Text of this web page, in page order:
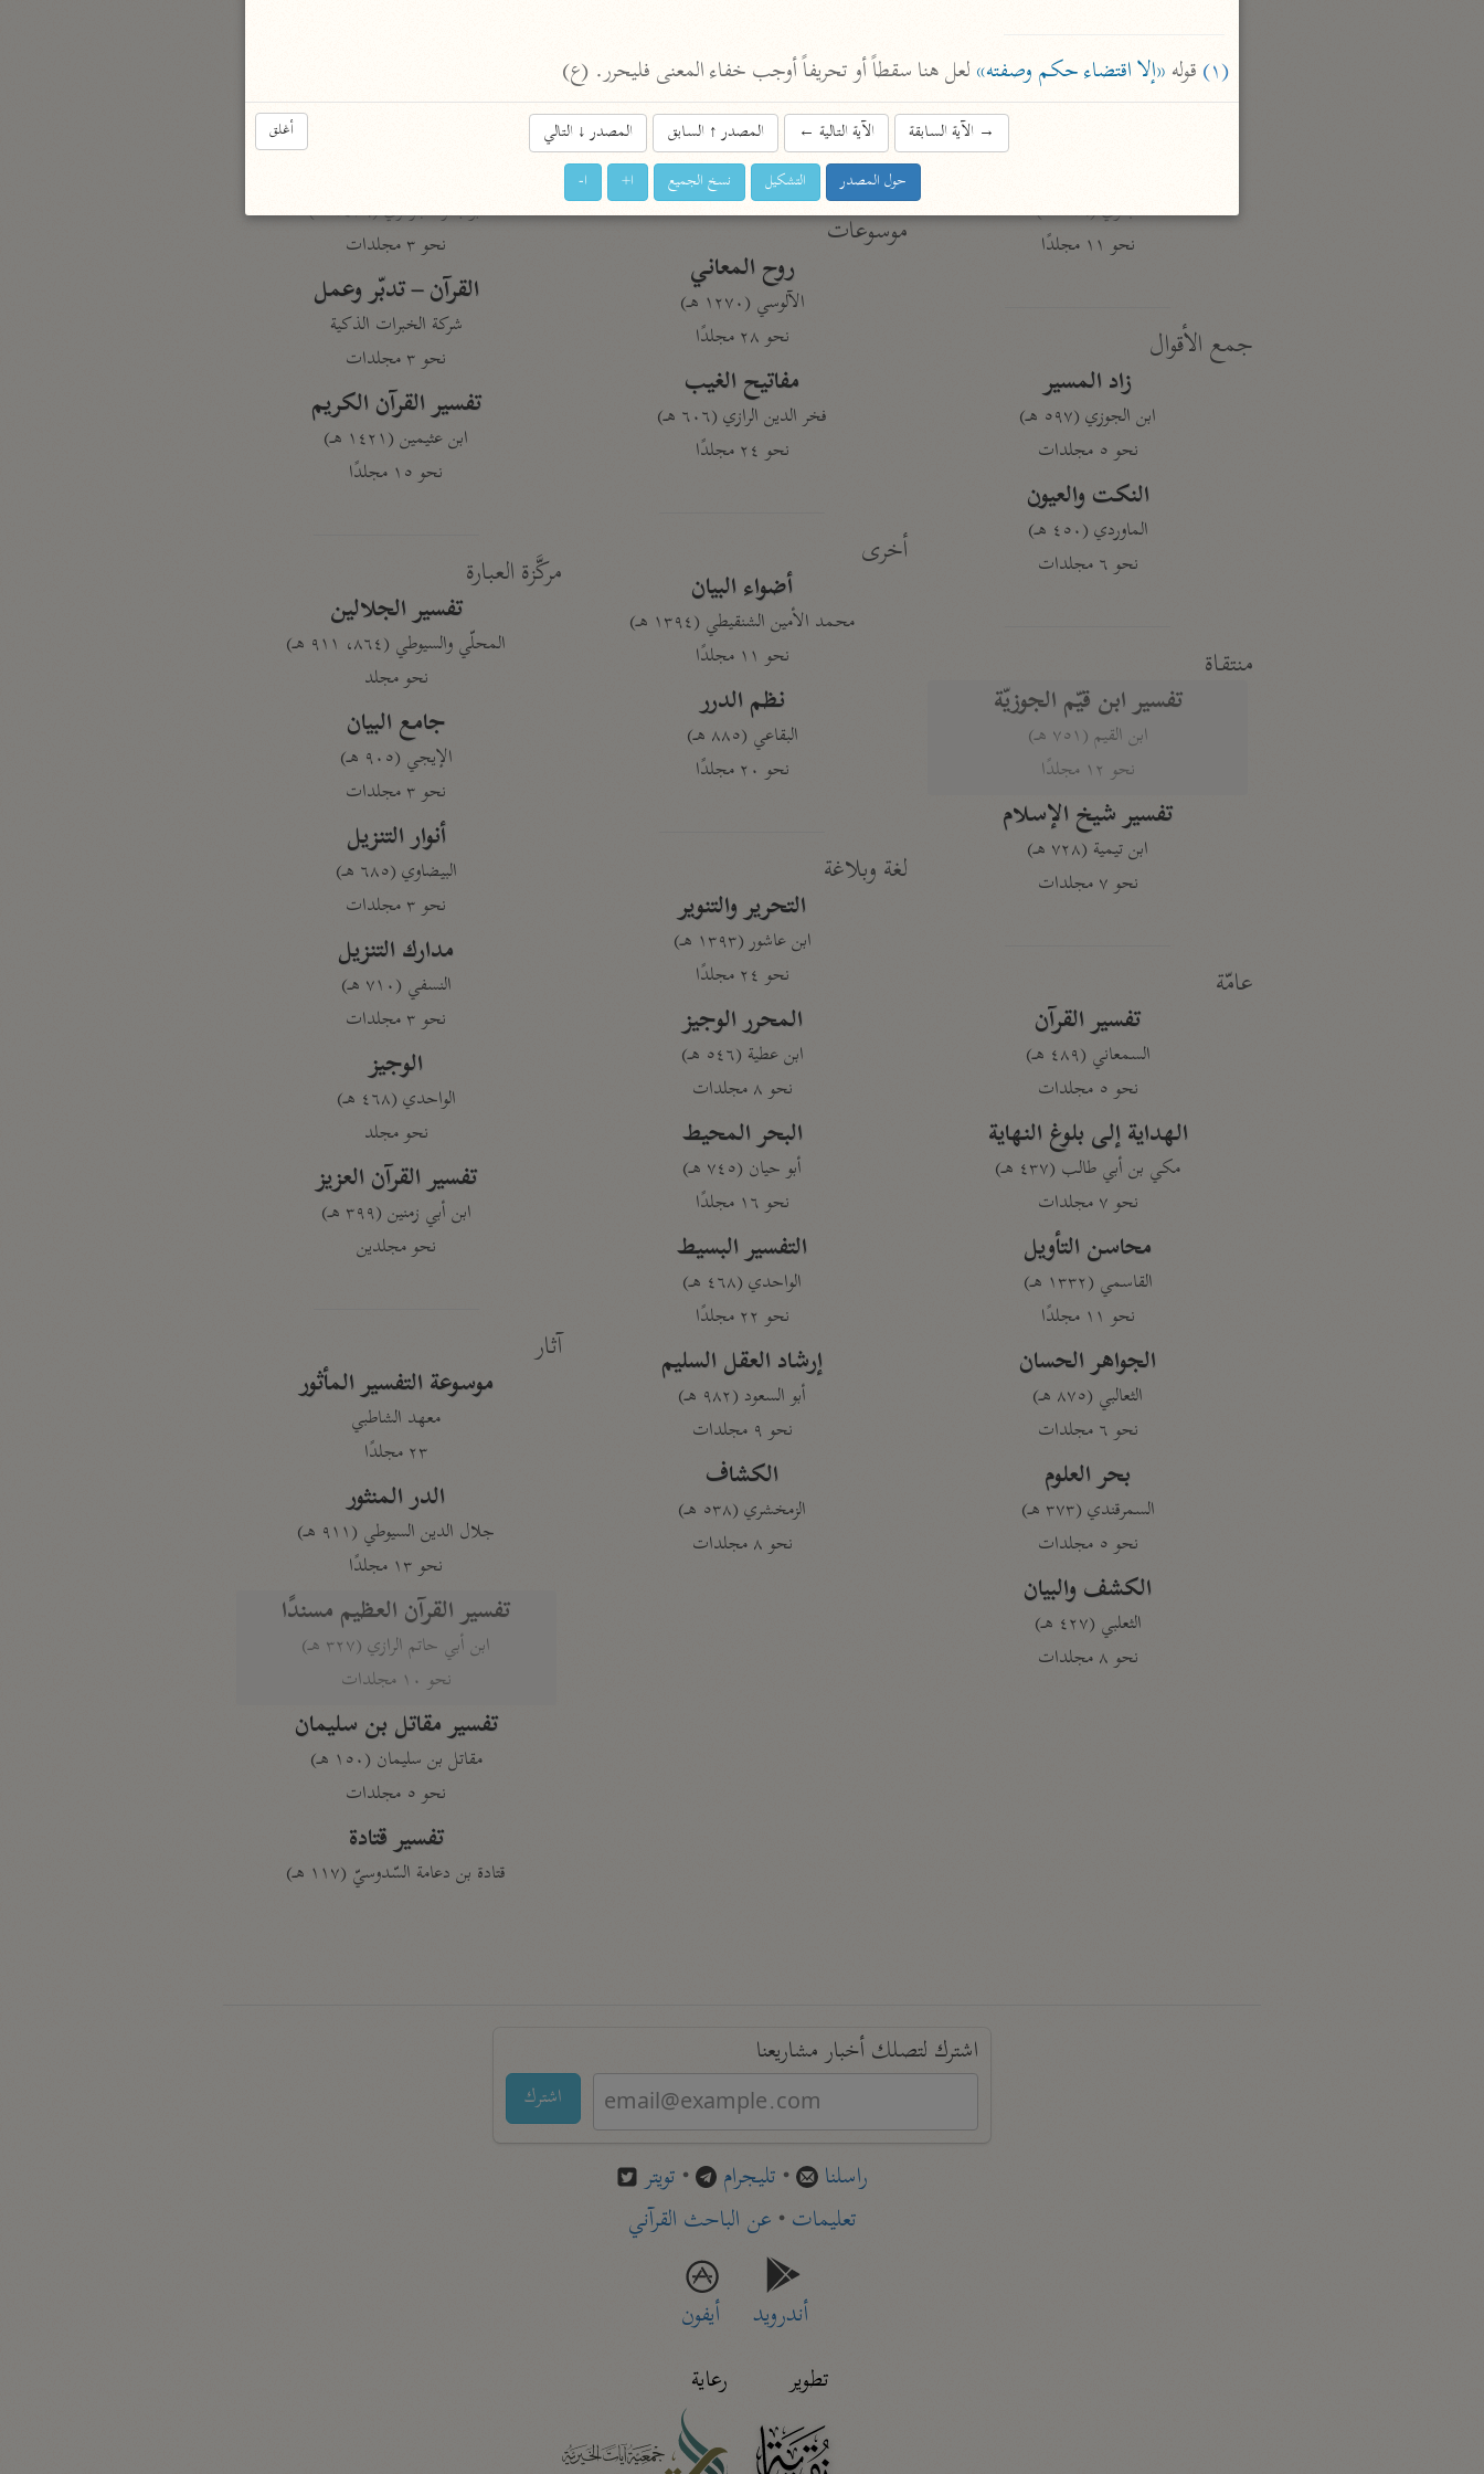
الجامع لأحكام القرآن
القرطبي (٦٧١ هـ)
البغوي (٥١٦ هـ)
نحو ١١ مجلدًا
جمع الأقوال
زاد المسير
ابن الجوزي (٥٩٧ هـ)
نحو ٥ مجلدات
النكت والعيون
الماوردي (٤٥٠ هـ)
نحو ٦ مجلدات
منتقاة
تفسير ابن قيّم الجوزيّة
ابن القيم (٧٥١ هـ)
نحو ١٢ مجلدًا
تفسير شيخ الإسلام
ابن تيمية (٧٢٨ هـ)
نحو ٧ مجلدات
عامّة
تفسير القرآن
السمعاني (٤٨٩ هـ)
نحو ٥ مجلدات
الهداية إلى بلوغ النهاية
مكي بن أبي طالب (٤٣٧ هـ)
نحو ٧ مجلدات
محاسن التأويل
القاسمي (١٣٣٢ هـ)
نحو ١١ مجلدًا
الجواهر الحسان
الثعالبي (٨٧٥ هـ)
نحو ٦ مجلدات
بحر العلوم
السمرقندي (٣٧٣ هـ)
نحو ٥ مجلدات
الكشف والبيان
الثعلبي (٤٢٧ هـ)
نحو ٨ مجلدات
التسهيل لعلوم التنزيل
ابن جُزَيّ (٧٤١ هـ)
نحو ٣ مجلدات
موسوعات
روح المعاني
الآلوسي (١٢٧٠ هـ)
نحو ٢٨ مجلدًا
مفاتيح الغيب
فخر الدين الرازي (٦٠٦ هـ)
نحو ٢٤ مجلدًا
أخرى
أضواء البيان
محمد الأمين الشنقيطي (١٣٩٤ هـ)
نحو ١١ مجلدًا
نظم الدرر
البقاعي (٨٨٥ هـ)
نحو ٢٠ مجلدًا
لغة وبلاغة
التحرير والتنوير
ابن عاشور (١٣٩٣ هـ)
نحو ٢٤ مجلدًا
المحرر الوجيز
ابن عطية (٥٤٦ هـ)
نحو ٨ مجلدات
البحر المحيط
أبو حيان (٧٤٥ هـ)
نحو ١٦ مجلدًا
التفسير البسيط
الواحدي (٤٦٨ هـ)
نحو ٢٢ مجلدًا
إرشاد العقل السليم
أبو السعود (٩٨٢ هـ)
نحو ٩ مجلدات
الكشاف
الزمخشري (٥٣٨ هـ)
نحو ٨ مجلدات
السعدي (١٣٧٦ هـ)
أبو بكر الجزائري (١٤٣٩ هـ)
نحو ٣ مجلدات
القرآن – تدبّر وعمل
شركة الخبرات الذكية
نحو ٣ مجلدات
تفسير القرآن الكريم
ابن عثيمين (١٤٢١ هـ)
نحو ١٥ مجلدًا
مركَّزة العبارة
تفسير الجلالين
المحلّي والسيوطي (٨٦٤، ٩١١ هـ)
نحو مجلد
جامع البيان
الإيجي (٩٠٥ هـ)
نحو ٣ مجلدات
أنوار التنزيل
البيضاوي (٦٨٥ هـ)
نحو ٣ مجلدات
مدارك التنزيل
النسفي (٧١٠ هـ)
نحو ٣ مجلدات
الوجيز
الواحدي (٤٦٨ هـ)
نحو مجلد
تفسير القرآن العزيز
ابن أبي زمنين (٣٩٩ هـ)
نحو مجلدين
آثار
موسوعة التفسير المأثور
معهد الشاطبي
٢٣ مجلدًا
الدر المنثور
جلال الدين السيوطي (٩١١ هـ)
نحو ١٣ مجلدًا
تفسير القرآن العظيم مسندًا
ابن أبي حاتم الرازي (٣٢٧ هـ)
نحو ١٠ مجلدات
تفسير مقاتل بن سليمان
مقاتل بن سليمان (١٥٠ هـ)
نحو ٥ مجلدات
تفسير قتادة
قتادة بن دعامة السّدوسيّ (١١٧ هـ)
اشترك لتصلك أخبار مشاريعنا
اشترك
راسلنا • تليجرام • تويتر
تعليمات• عن الباحث القرآني
أندرويد
أيفون
تطوير
رعاية
(١) قوله «إلا اقتضاء حكم وصفته» لعل هنا سقطاً أو تحريفاً أوجب خفاء المعنى فليحرر. (ع)
أغلق →الآية السابقة الآية التالية ← المصدر↑السابق المصدر↓التالي
حول المصدر التشكيل نسخ الجميع ا+ ا-